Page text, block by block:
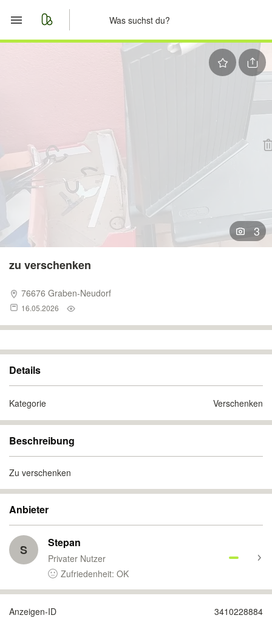
Anzeige aufgeben
3
zu verschenken
76676 Graben-Neudorf
16.05.2026
Details
Kategorie Verschenken
Beschreibung
Zu verschenken
Anbieter
S Stepan
Privater Nutzer
Zufriedenheit: OK
Anzeigen-ID 3410228884